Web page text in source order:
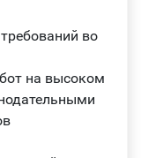
во
на высоком